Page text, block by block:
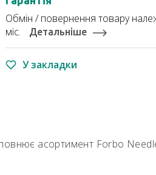
Обмін / повернення товару
міс.
Детальніше
У закладки
асортимент Forbo